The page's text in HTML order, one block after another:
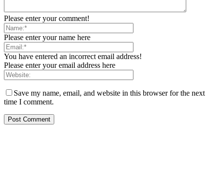
Please enter your comment!
Please enter your name here
You have entered an incorrect email address!
Please enter your email address here
Save my name, email, and website in this browser for the next
time I comment.